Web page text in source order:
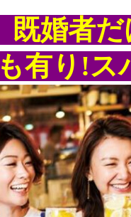
既婚者
有り!